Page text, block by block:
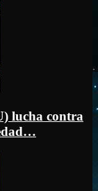
lucha contra